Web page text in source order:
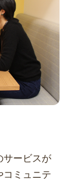
サービスが
コミュニテ